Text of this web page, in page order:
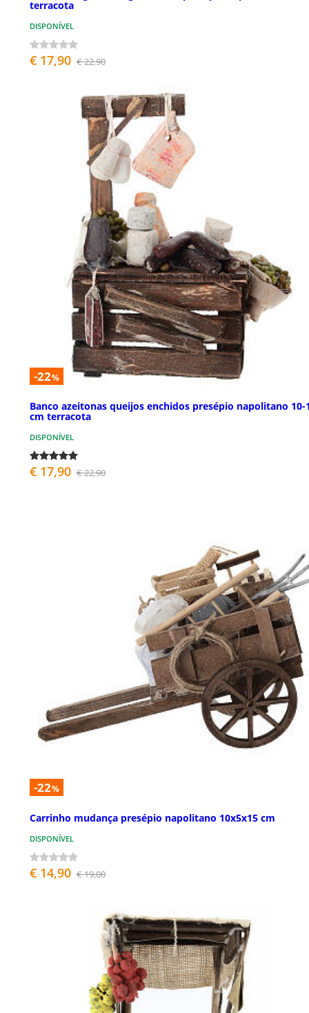
terracota
DISPONÍVEL
€ 17,90 € 22,90
-22%
Banco azeitonas queijos enchidos presépio napolitano 10-
cm terracota
DISPONÍVEL
€ 17,90 € 22,90
-22%
Carrinho mudança presépio napolitano 10x5x15 cm
DISPONÍVEL
€ 14,90 € 19,00